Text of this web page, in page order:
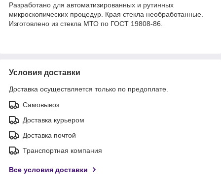
Разработано для автоматизированных и рутинных
микроскопических процедур. Края стекла необработанные.
Изготовлено из стекла МТО по ГОСТ 19808-86.
Условия доставки
Доставка осуществляется только по предоплате.
Самовывоз
Доставка курьером
Доставка почтой
Транспортная компания
Все условия доставки